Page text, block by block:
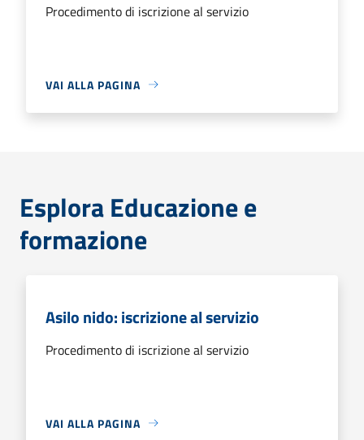
Procedimento di iscrizione al servizio
VAI ALLA PAGINA
Esplora Educazione e
formazione
Asilo nido: iscrizione al servizio
Procedimento di iscrizione al servizio
VAI ALLA PAGINA